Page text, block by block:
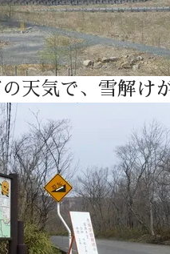
天気で、雪解け